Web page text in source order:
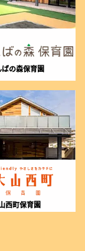
ばの森保育園
西町保育園